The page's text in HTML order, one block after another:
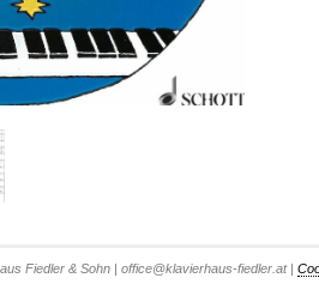
Fiedler & Sohn | office@klavierhaus-fiedler.at |